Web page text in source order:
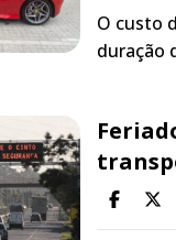
O custo
duração